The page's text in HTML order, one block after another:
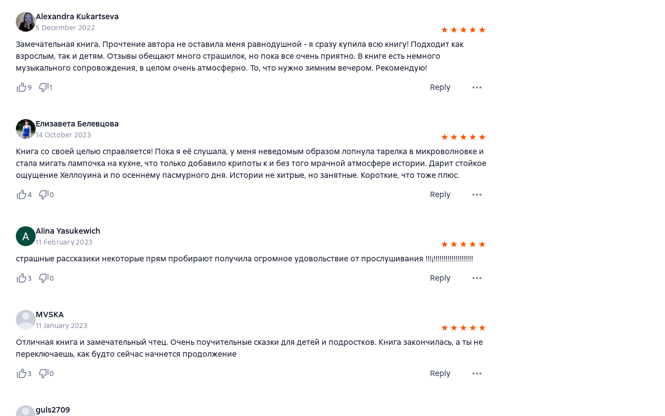
Alexandra Kukartseva
5 December 2022
Замечательная книга. Прочтение автора не оставила меня равнодушной - я сразу купила всю книгу! Подходит как
взрослым, так и детям. Отзывы обещают много страшилок, но пока все очень приятно. В книге есть немного
музыкального сопровождения, в целом очень атмосферно. То, что нужно зимним вечером. Рекомендую!
9 1 Reply
Елизавета Белевцова
14 October 2023
Книга со своей целью справляется! Пока я её слушала, у меня неведомым образом лопнула тарелка в микроволновке и
стала мигать лампочка на кухне, что только добавило крипоты к и без того мрачной атмосфере истории. Дарит стойкое
ощущение Хеллоуина и по осеннему пасмурного дня. Истории не хитрые, но занятные. Короткие, что тоже плюс.
4 0 Reply
Alina Yasukewich
11 February 2023
страшные рассказики некоторые прям пробирают получила огромное удовольствие от прослушивания !!!¡!!!!!!!!!!!!!!!!!!!!
3 0 Reply
MVSKA
11 January 2023
Отличная книга и замечательный чтец. Очень поучительные сказки для детей и подростков. Книга закончилась, а ты не
переключаешь, как будто сейчас начнется продолжение
3 0 Reply
guls2709